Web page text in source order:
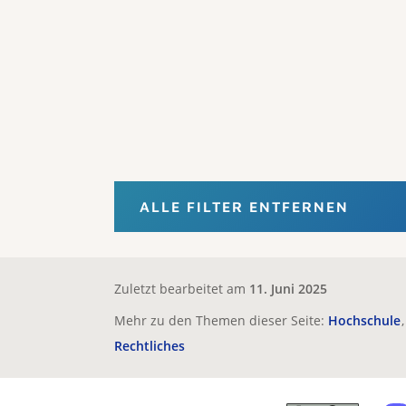
ALLE FILTER ENTFERNEN
Zuletzt bearbeitet am 11. Juni 2025
Mehr zu den Themen dieser Seite: Hochschule
Rechtliches